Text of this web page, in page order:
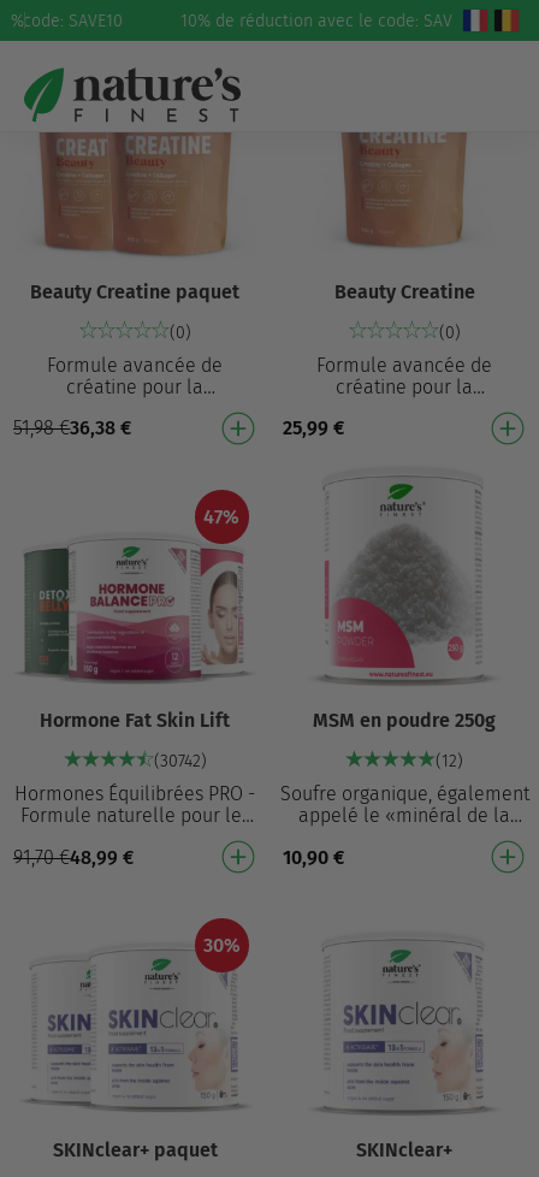
%
code: SAVE10 10% de réduction avec le code: SAVE10
30%
Beauty Creatine paquet
(0)
Formule avancée de
créatine pour la
performance physique¹, les
cheveux et la peau⁴
Augmente la performance
51,98€36,38€
Beauty Creatine
(0)
Formule avancée de
créatine pour la
performance physique¹, les
cheveux et la peau⁴
Augmente la performance
physique lor…
25,99€
47%
Hormone Fat Skin Lift
(30742)
Hormones Équilibrées PRO -
Formule naturelle pour les
vitamine B6 contribue à la
91,70€48,99€
MSM en poudre 250g
(12)
Soufre organique, également
appelé le «minéral de la
beauté » Le soufre est un
élément important du corps
10,90€
30%
SKINclear+ paquet SKINclear+